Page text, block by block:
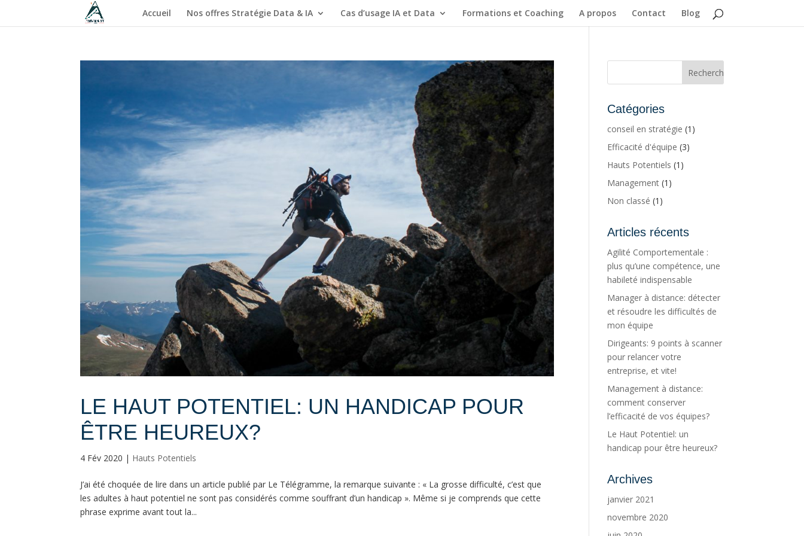
Accueil Nos offres Stratégie Data & IA Cas d’usage IA et Data Formations et Coaching A propos Contact Blog
LE HAUT POTENTIEL: UN HANDICAP POUR
ÊTRE HEUREUX?
4 Fév 2020 | Hauts Potentiels
J’ai été choquée de lire dans un article publié par Le Télégramme, la remarque suivante : « La grosse difficulté, c’est que
les adultes à haut potentiel ne sont pas considérés comme souffrant d’un handicap ». Même si je comprends que cette
phrase exprime avant tout la...
Catégories
conseil en stratégie (1)
Efficacité d'équipe (3)
Hauts Potentiels (1)
Management (1)
Non classé (1)
Articles récents
Agilité Comportementale :
plus qu’une compétence, une
habileté indispensable
Manager à distance: détecter
et résoudre les difficultés de
mon équipe
Dirigeants: 9 points à scanner
pour relancer votre
entreprise, et vite!
Management à distance:
comment conserver
l’efficacité de vos équipes?
Le Haut Potentiel: un
handicap pour être heureux?
Archives
janvier 2021
novembre 2020